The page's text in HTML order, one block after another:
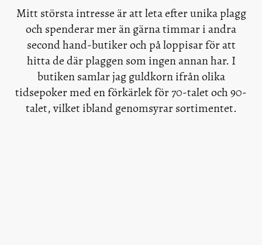
Mitt största intresse är att leta efter unika plagg
och spenderar mer än gärna timmar i andra
second hand-butiker och på loppisar för att
hitta de där plaggen som ingen annan har. I
butiken samlar jag guldkorn ifrån olika
tidsepoker med en förkärlek för 70-talet och 90-
talet, vilket ibland genomsyrar sortimentet.